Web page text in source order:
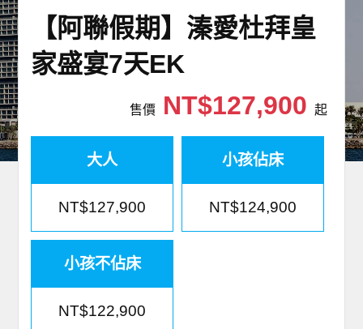
遊輪河輪
世界臻旅
中東非洲
歐洲之旅
二人成行
【阿聯假期】溱愛杜拜皇
家盛宴7天EK
售價NT$127,900 起
大人
NT$127,900
小孩佔床
NT$124,900
小孩不佔床
NT$122,900